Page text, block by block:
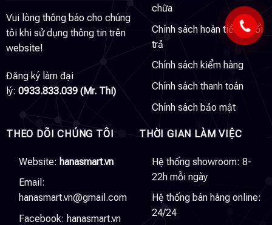
Vui lòng thông báo cho chúng
tôi khi sử dụng thông tin trên
website!
Đăng ký làm đại
lý: 0933.833.039 (Mr. Thi)
chữa
Chính sách hoàn tiền & đổi
trả
Chính sách kiểm hàng
Chính sách thanh toán
Chính sách bảo mật
THEO DÕI CHÚNG TÔI
Website: hanasmart.vn
Email:
hanasmart.vn@gmail.com
Facebook: hanasmart.vn
THỜI GIAN LÀM VIỆC
Hệ thống showroom: 8-
22h mỗi ngày
Hệ thống bán hàng online:
24/24